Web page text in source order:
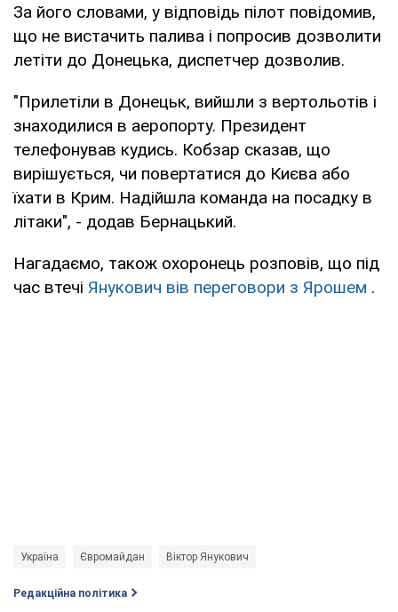
За його словами, у відповідь пілот повідомив,
що не вистачить палива і попросив дозволити
летіти до Донецька, диспетчер дозволив.
"Прилетіли в Донецьк, вийшли з вертольотів і
знаходилися в аеропорту. Президент
телефонував кудись. Кобзар сказав, що
вирішується, чи повертатися до Києва або
їхати в Крим. Надійшла команда на посадку в
літаки", - додав Бернацький.
Нагадаємо, також охоронець розповів, що під
час втечі Янукович вів переговори з Ярошем .
Україна Євромайдан Віктор Янукович
Редакційна політика